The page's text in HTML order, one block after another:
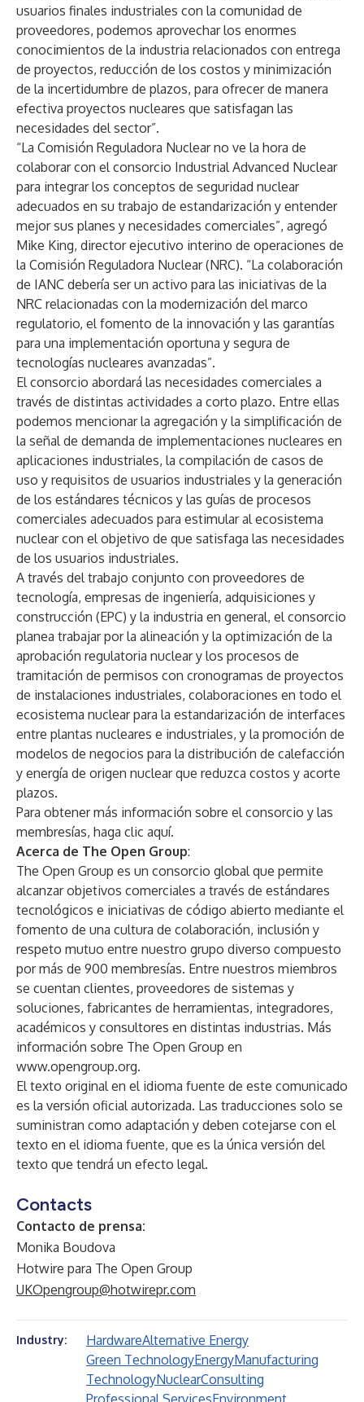
usuarios finales industriales con la comunidad de
proveedores, podemos aprovechar los enormes
conocimientos de la industria relacionados con entrega
de proyectos, reducción de los costos y minimización
de la incertidumbre de plazos, para ofrecer de manera
efectiva proyectos nucleares que satisfagan las
necesidades del sector”.
“La Comisión Reguladora Nuclear no ve la hora de
colaborar con el consorcio Industrial Advanced Nuclear
para integrar los conceptos de seguridad nuclear
adecuados en su trabajo de estandarización y entender
mejor sus planes y necesidades comerciales”, agregó
Mike King, director ejecutivo interino de operaciones de
la Comisión Reguladora Nuclear (NRC). “La colaboración
de IANC debería ser un activo para las iniciativas de la
NRC relacionadas con la modernización del marco
regulatorio, el fomento de la innovación y las garantías
para una implementación oportuna y segura de
tecnologías nucleares avanzadas”.
El consorcio abordará las necesidades comerciales a
través de distintas actividades a corto plazo. Entre ellas
podemos mencionar la agregación y la simplificación de
la señal de demanda de implementaciones nucleares en
aplicaciones industriales, la compilación de casos de
uso y requisitos de usuarios industriales y la generación
de los estándares técnicos y las guías de procesos
comerciales adecuados para estimular al ecosistema
nuclear con el objetivo de que satisfaga las necesidades
de los usuarios industriales.
A través del trabajo conjunto con proveedores de
tecnología, empresas de ingeniería, adquisiciones y
construcción (EPC) y la industria en general, el consorcio
planea trabajar por la alineación y la optimización de la
aprobación regulatoria nuclear y los procesos de
tramitación de permisos con cronogramas de proyectos
de instalaciones industriales, colaboraciones en todo el
ecosistema nuclear para la estandarización de interfaces
entre plantas nucleares e industriales, y la promoción de
modelos de negocios para la distribución de calefacción
y energía de origen nuclear que reduzca costos y acorte
plazos.
Para obtener más información sobre el consorcio y las
membresías, haga clic aquí.
Acerca de The Open Group:
The Open Group es un consorcio global que permite
alcanzar objetivos comerciales a través de estándares
tecnológicos e iniciativas de código abierto mediante el
fomento de una cultura de colaboración, inclusión y
respeto mutuo entre nuestro grupo diverso compuesto
por más de 900 membresías. Entre nuestros miembros
se cuentan clientes, proveedores de sistemas y
soluciones, fabricantes de herramientas, integradores,
académicos y consultores en distintas industrias. Más
información sobre The Open Group en
www.opengroup.org.
El texto original en el idioma fuente de este comunicado
es la versión oficial autorizada. Las traducciones solo se
suministran como adaptación y deben cotejarse con el
texto en el idioma fuente, que es la única versión del
texto que tendrá un efecto legal.
Contacts
Contacto de prensa:
Monika Boudova
Hotwire para The Open Group
UKOpengroup@hotwirepr.com
Industry: HardwareAlternative Energy
Green TechnologyEnergyManufacturing
TechnologyNuclearConsulting
Professional ServicesEnvironment